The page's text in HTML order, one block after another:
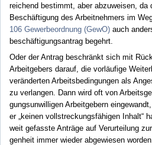
rei­chend be­stimmt, aber ab­zu­wei­sen, da
Beschäfti­gung des Ar­beit­neh­mers im
106 Ge­wer­be­ord­nung (Ge­wO)auch
beschäfti­gungs­an­trag be­gehrt.
Oder der An­trag be­schränkt sich mit
Ar­beit­ge­bers dar­auf, die vorläufi­ge
veränder­ten Ar­beits­be­din­gun­gen als
zu ver­lan­gen. Dann wird oft von
gungs­un­wil­li­gen Ar­beit­ge­bern
er „kei­nen voll­stre­ckungsfähi­gen In­halt“
weit ge­fass­te Anträge auf Ver­ur­tei­lung
gen­heit im­mer wie­der ab­ge­wie­sen